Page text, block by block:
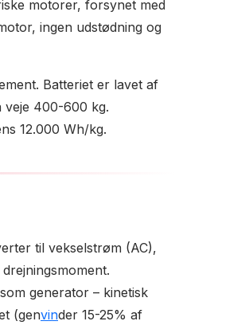
motorer, forsynet med
ingen udstødning og
Batteriet er lavet af
veje 400-600 kg.
12.000 Wh/kg.
til vekselstrøm (AC),
generator – kinetisk
(genvinder 15-25% af